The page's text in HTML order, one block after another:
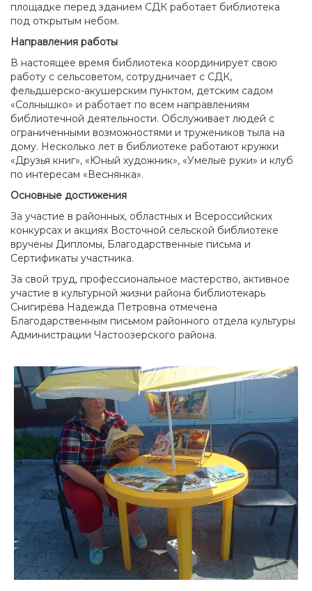
площадке перед зданием СДК работает библиотека
под открытым небом.
Направления работы
В настоящее время библиотека координирует свою
работу с сельсоветом, сотрудничает с СДК,
фельдшерско-акушерским пунктом, детским садом
«Солнышко» и работает по всем направлениям
библиотечной деятельности. Обслуживает людей с
ограниченными возможностями и тружеников тыла на
дому. Несколько лет в библиотеке работают кружки
«Друзья книг», «Юный художник», «Умелые руки» и клуб
по интересам «Веснянка».
Основные достижения
За участие в районных, областных и Всероссийских
конкурсах и акциях Восточной сельской библиотеке
вручены Дипломы, Благодарственные письма и
Сертификаты участника.
За свой труд, профессиональное мастерство, активное
участие в культурной жизни района библиотекарь
Снигирёва Надежда Петровна отмечена
Благодарственным письмом районного отдела культуры
Администрации Частоозерского района.